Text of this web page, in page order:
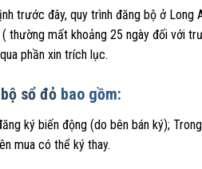
trước đây, quy trình đăng bộ ở
thường mất khoảng 25 ngày đối với
phần xin trích lục.
sổ đỏ bao gồm:
ký biến động (do bên bán ký);
mua có thể ký thay.